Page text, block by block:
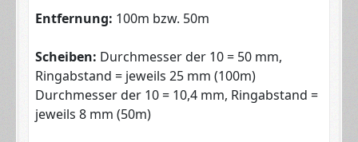
Entfernung: 100m bzw. 50m
Scheiben: Durchmesser der 10 = 50 mm,
Ringabstand = jeweils 25 mm (100m)
Durchmesser der 10 = 10,4 mm, Ringabstand =
jeweils 8 mm (50m)